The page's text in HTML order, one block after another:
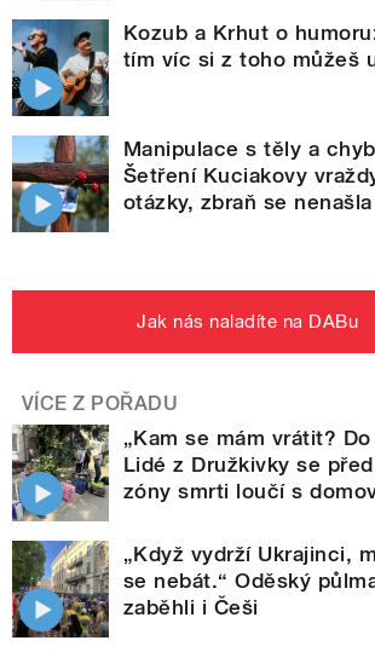
Kozub a Krhut o
tím víc si z toho můžeš
Manipulace s těly a
Šetření Kuciakovy
otázky, zbraň se nenašla
Jak nás naladíte na DABu
VÍCE Z POŘADU
„Kam se mám vrátit?
Lidé z Družkivky se
zóny smrti loučí s
„Když vydrží Ukrajinci,
se nebát.“ Oděský
zaběhli i Češi